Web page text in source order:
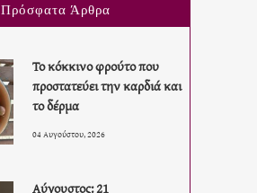
Πρόσφατα Άρθρα
Το κόκκινο φρούτο που
προστατεύει την καρδιά και
το δέρμα
04 Αυγούστου, 2026
Αύγουστος: 21